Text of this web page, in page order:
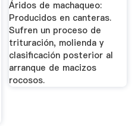
Áridos de machaqueo:
Producidos en canteras.
Sufren un proceso de
trituración, molienda y
clasificación posterior al
arranque de macizos
rocosos.